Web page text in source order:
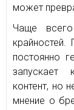
может
Чаще
постоянно
запускает
контент, но
мнение о